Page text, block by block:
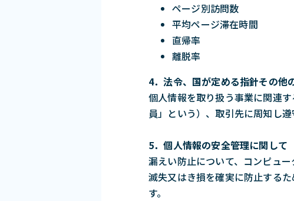
ページ別訪問数
平均ページ滞在時間
直帰率
離脱率
4．法令、国が定める指針その他
個人情報を取り扱う事業に関連
員」という）、取引先に周知し遵
5．個人情報の安全管理に関して
漏えい防止について、コンピュ
滅失又はき損を確実に防止する
す。